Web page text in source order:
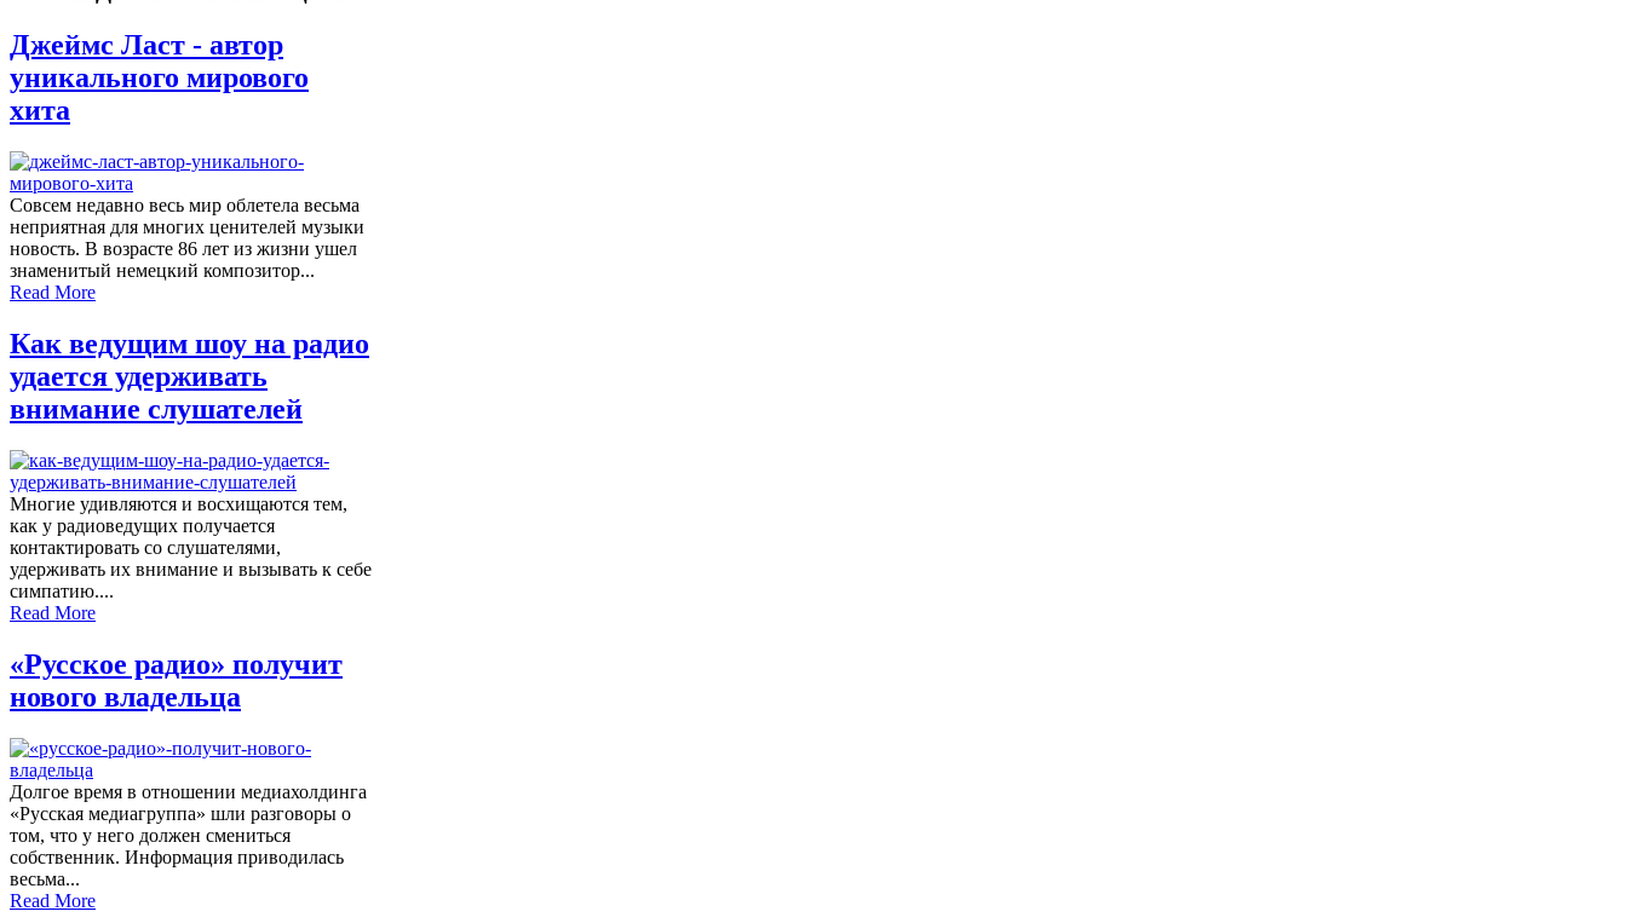
Джеймс Ласт - автор
уникального мирового
хита
Совсем недавно весь мир облетела весьма
неприятная для многих ценителей музыки
новость. В возрасте 86 лет из жизни ушел
знаменитый немецкий композитор...
Read More
Как ведущим шоу на радио
удается удерживать
внимание слушателей
Многие удивляются и восхищаются тем,
как у радиоведущих получается
контактировать со слушателями,
удерживать их внимание и вызывать к себе
симпатию....
Read More
«Русское радио» получит
нового владельца
Долгое время в отношении медиахолдинга
«Русская медиагруппа» шли разговоры о
том, что у него должен смениться
собственник. Информация приводилась
весьма...
Read More